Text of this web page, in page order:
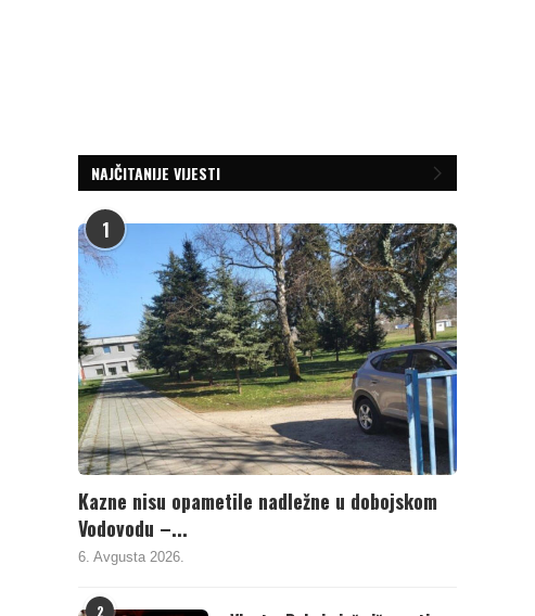
NAJČITANIJE VIJESTI
1
Kazne nisu opametile nadležne u dobojskom
Vodovodu –...
6. Avgusta 2026.
2